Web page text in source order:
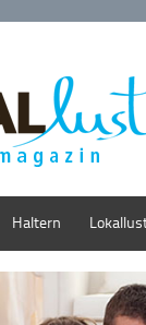
Haltern